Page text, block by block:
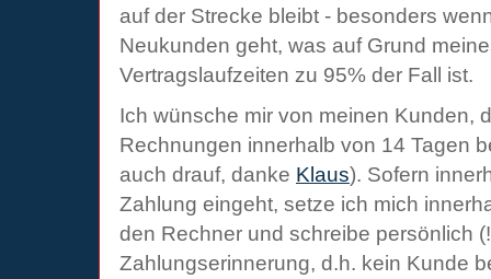
auf der Strecke bleibt - besonders
Neukunden geht, was auf Grund
Vertragslaufzeiten zu 95% der Fall ist.
Ich wünsche mir von meinen Kunden,
Rechnungen innerhalb von 14 Tagen
auch drauf, danke Klaus). Sofern
Zahlung eingeht, setze ich mich
den Rechner und schreibe persönlich
Zahlungserinnerung, d.h. kein Kunde